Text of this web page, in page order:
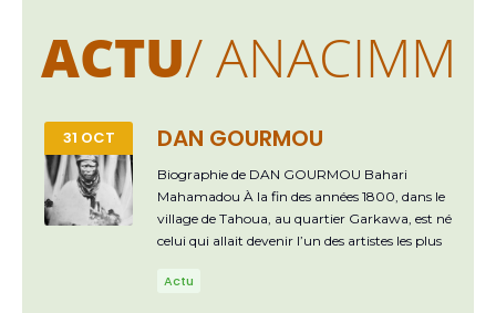
ACTU/ ANACIMM
31 OCT DAN GOURMOU
Biographie de DAN GOURMOU Bahari
Mahamadou À la fin des années 1800, dans le
village de Tahoua, au quartier Garkawa, est né
celui qui allait devenir l’un des artistes les plus
connu sous le nom de Dan Gourmou,
Actu